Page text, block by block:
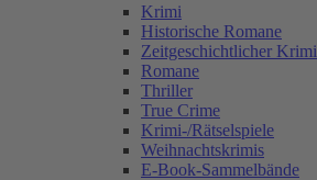
Krimi
Historische Romane
Zeitgeschichtlicher Krimi
Romane
Thriller
True Crime
Krimi-/Rätselspiele
Weihnachtskrimis
E-Book-Sammelbände